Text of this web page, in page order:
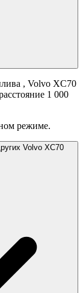
, Volvo XC70
1 000
режиме.
Volvo XC70